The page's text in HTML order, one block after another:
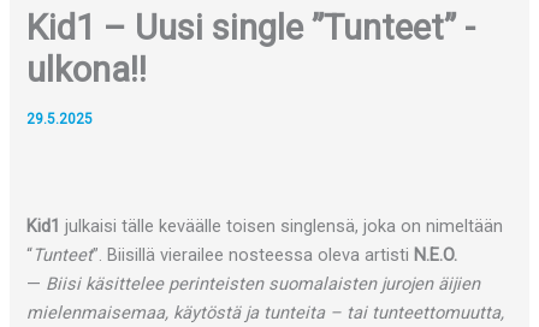
Kid1 – Uusi single ”Tunteet” -
ulkona!!
29.5.2025
Kid1 julkaisi tälle keväälle toisen singlensä, joka on nimeltään
“Tunteet”. Biisillä vierailee nosteessa oleva artisti N.E.O.
— Biisi käsittelee perinteisten suomalaisten jurojen äijien
mielenmaisemaa, käytöstä ja tunteita – tai tunteettomuutta,